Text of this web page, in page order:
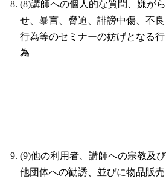
(8)講師への個人的な質問、嫌がら
せ、暴言、脅迫、誹謗中傷、不良
行為等のセミナーの妨げとなる行
為
(9)他の利用者、講師への宗教及び
他団体への勧誘、並びに物品販売